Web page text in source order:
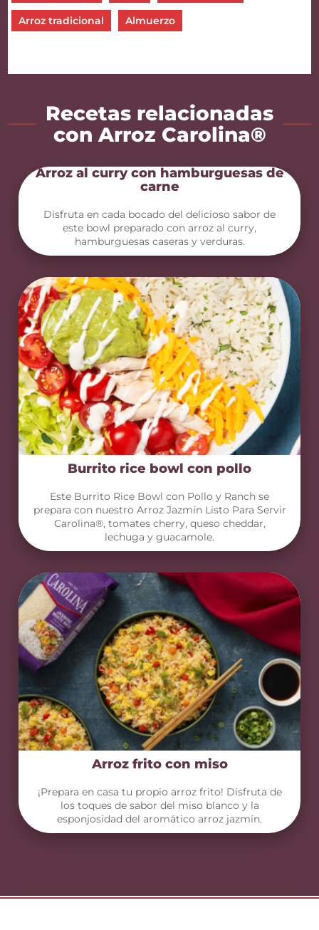
Arroz tradicional Almuerzo
Recetas relacionadas
con Arroz Carolina®
Arroz al curry con hamburguesas de
carne
Disfruta en cada bocado del delicioso sabor de
este bowl preparado con arroz al curry,
hamburguesas caseras y verduras.
Burrito rice bowl con pollo
Este Burrito Rice Bowl con Pollo y Ranch se
prepara con nuestro Arroz Jazmín Listo Para Servir
Carolina®, tomates cherry, queso cheddar,
lechuga y guacamole.
Arroz frito con miso
¡Prepara en casa tu propio arroz frito! Disfruta de
los toques de sabor del miso blanco y la
esponjosidad del aromático arroz jazmín.